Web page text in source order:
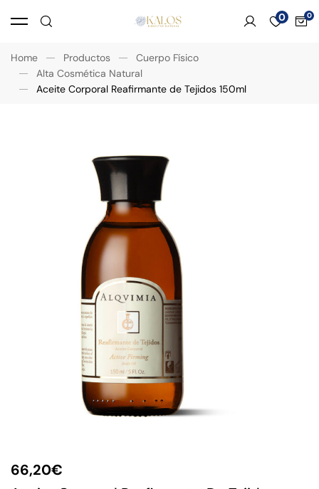
0
Home Productos
Cuerpo Físico
Alta Cosmética Natural
Aceite Corporal Reafirmante de Tejidos 150ml
66,20€